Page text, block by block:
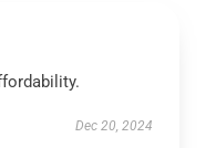
Dec 20, 2024